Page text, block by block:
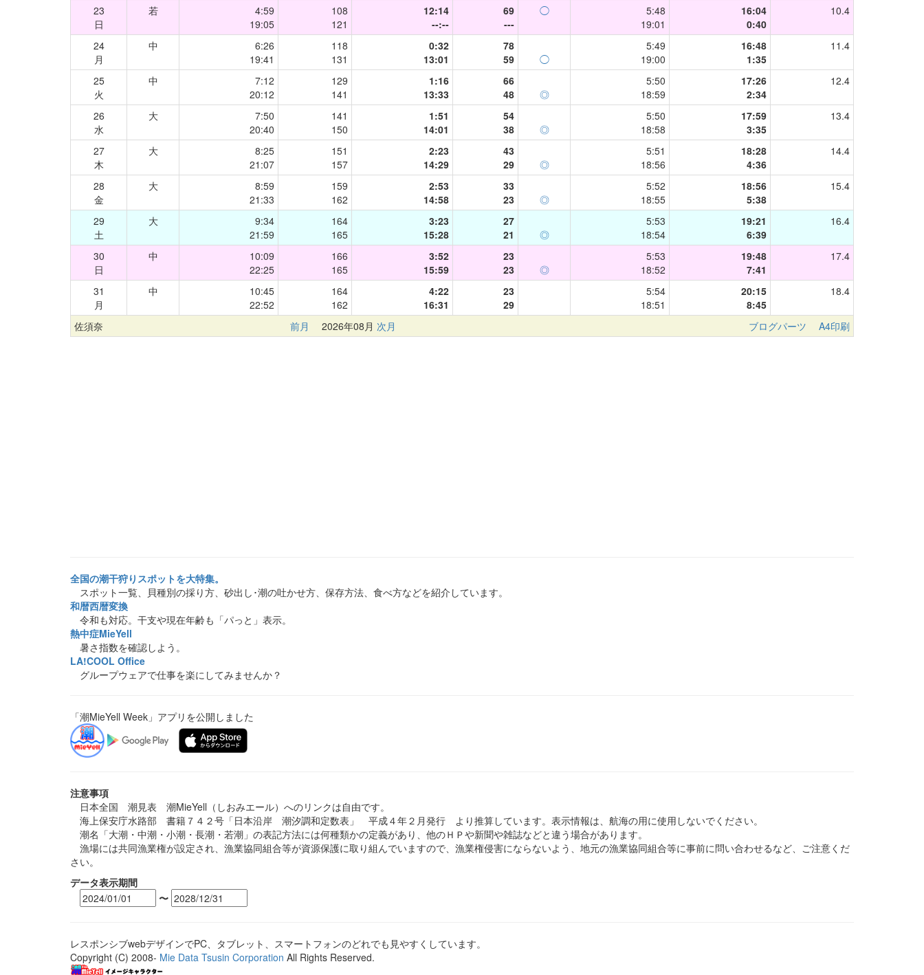
23
日
若
4:59
19:05
108
121
12:14
--:--
69
---
◯
5:48
19:01
16:04
0:40
10.4
24
月
中
6:26
19:41
118
131
0:32
13:01
78
59
◯
5:49
19:00
16:48
1:35
11.4
25
火
中
7:12
20:12
129
141
1:16
13:33
66
48
◎
5:50
18:59
17:26
2:34
12.4
26
水
大
7:50
20:40
141
150
1:51
14:01
54
38
◎
5:50
18:58
17:59
3:35
13.4
27
木
大
8:25
21:07
151
157
2:23
14:29
43
29
◎
5:51
18:56
18:28
4:36
14.4
28
金
大
8:59
21:33
159
162
2:53
14:58
33
23
◎
5:52
18:55
18:56
5:38
15.4
29
土
大
9:34
21:59
164
165
3:23
15:28
27
21
◎
5:53
18:54
19:21
6:39
16.4
30
日
中
10:09
22:25
166
165
3:52
15:59
23
23
◎
5:53
18:52
19:48
7:41
17.4
31
月
中
10:45
22:52
164
162
4:22
16:31
23
29
5:54
18:51
20:15
8:45
18.4
佐須奈 前月 2026年08月 次月 ブログパーツ A4印刷
全国の潮干狩りスポットを大特集。
スポット一覧、貝種別の採り方、砂出し･潮の吐かせ方、保存方法、食べ方などを紹介しています。
和暦西暦変換
令和も対応。干支や現在年齢も「パっと」表示。
熱中症MieYell
暑さ指数を確認しよう。
LA!COOL Office
グループウェアで仕事を楽にしてみませんか？
「潮MieYell Week」アプリを公開しました
注意事項
日本全国 潮見表 潮MieYell（しおみエール）へのリンクは自由です。
海上保安庁水路部 書籍７４２号「日本沿岸 潮汐調和定数表」 平成４年２月発行 より推算しています。表示情報は、航海の用に使用しないでください。
潮名「大潮・中潮・小潮・長潮・若潮」の表記方法には何種類かの定義があり、他のＨＰや新聞や雑誌などと違う場合があります。
漁場には共同漁業権が設定され、漁業協同組合等が資源保護に取り組んでいますので、漁業権侵害にならないよう、地元の漁業協同組合等に事前に問い合わせるなど、ご注意くだ
さい。
データ表示期間
〜
レスポンシブwebデザインでPC、タブレット、スマートフォンのどれでも見やすくしています。
Copyright (C) 2008- Mie Data Tsusin Corporation All Rights Reserved.